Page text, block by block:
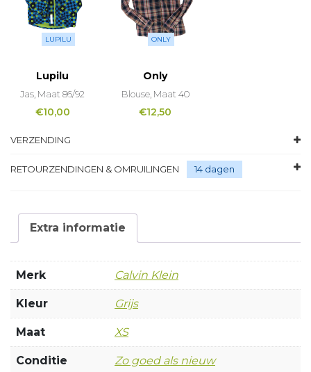
LUPILU
Lupilu
Jas, Maat 86/92
€10,00
ONLY
Only
Blouse, Maat 40
€12,50
VERZENDING
RETOURZENDINGEN & OMRUILINGEN 14 dagen
Extra informatie
Merk Calvin Klein
Kleur Grijs
Maat XS
Conditie Zo goed als nieuw